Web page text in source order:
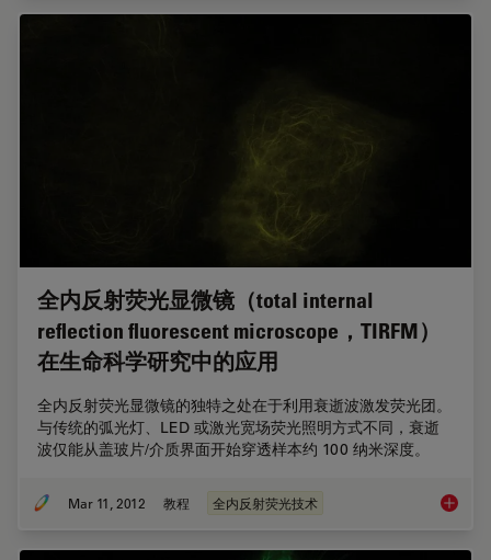
全内反射荧光显微镜（total internal
reflection fluorescent microscope，TIRFM）
在生命科学研究中的应用
全内反射荧光显微镜的独特之处在于利用衰逝波激发荧光团。
与传统的弧光灯、LED 或激光宽场荧光照明方式不同，衰逝
波仅能从盖玻片/介质界面开始穿透样本约 100 纳米深度。
Mar 11, 2012 教程 全内反射荧光技术 全内反